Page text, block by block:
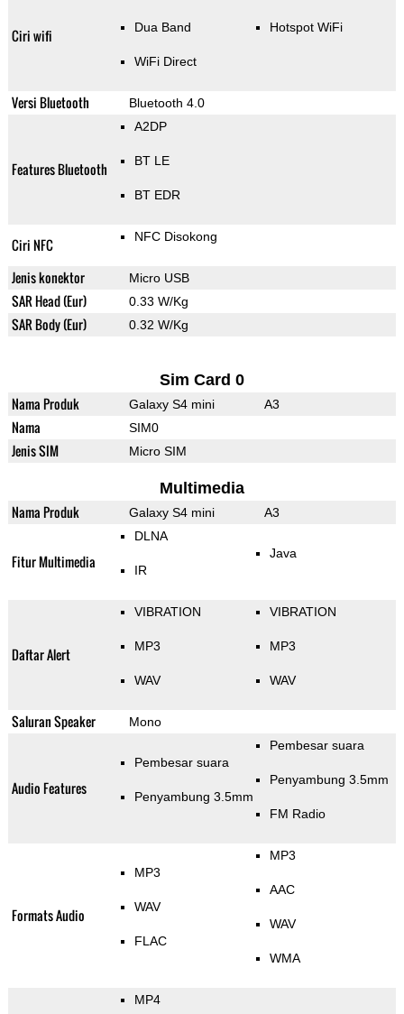
Ciri wifi Dua Band
WiFi Direct
Hotspot WiFi
Versi Bluetooth Bluetooth 4.0
Features Bluetooth
A2DP
BT LE
BT EDR
Ciri NFC NFC Disokong
Jenis konektor Micro USB
SAR Head (Eur) 0.33 W/Kg
SAR Body (Eur) 0.32 W/Kg
Sim Card 0
Nama Produk Galaxy S4 mini A3
Nama SIM0
Jenis SIM Micro SIM
Multimedia
Nama Produk Galaxy S4 mini A3
Fitur Multimedia
DLNA
IR
Java
Daftar Alert
VIBRATION
MP3
WAV
VIBRATION
MP3
WAV
Saluran Speaker Mono
Audio Features
Pembesar suara
Penyambung 3.5mm
Pembesar suara
Penyambung 3.5mm
FM Radio
Formats Audio
MP3
WAV
FLAC
MP3
AAC
WAV
WMA
MP4